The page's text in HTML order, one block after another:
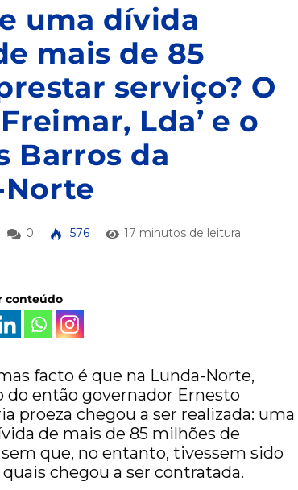
uma dívida
mais de 85
serviço? O
Lda’ e o
Barros da
Norte
0 576 17 minutos de leitura
conteúdo
facto é que na Lunda-Norte,
do então governador Ernesto
proeza chegou a ser realizada: uma
de mais de 85 milhões de
que, no entanto, tivessem sido
chegou a ser contratada.